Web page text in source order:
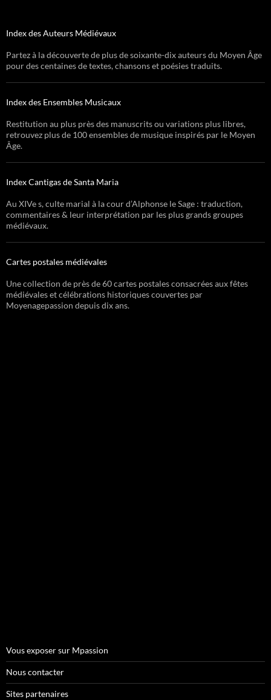
Index des Auteurs Médiévaux
Partez à la découverte de plus de soixante-dix auteurs du Moyen Âge
pour des centaines de textes, chansons et poésies traduits.
Index des Ensembles Musicaux
Restitution au plus près des manuscrits ou variations plus libres,
retrouvez plus de 100 ensembles de musique inspirés par le Moyen
Âge.
Index Cantigas de Santa Maria
Au XIVe s, culte marial à la cour d’Alphonse le Sage : traduction,
commentaires & leur interprétation par les plus grands groupes
médiévaux.
Cartes postales médiévales
Une collection de près de 60 cartes postales consacrées aux fêtes
médiévales et célébrations historiques couvertes par
Moyenagepassion depuis dix ans.
Vous exposer sur Mpassion
Nous contacter
Sites partenaires